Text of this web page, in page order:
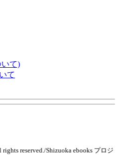
て)
て
reserved./Shizuoka ebooks プロジ